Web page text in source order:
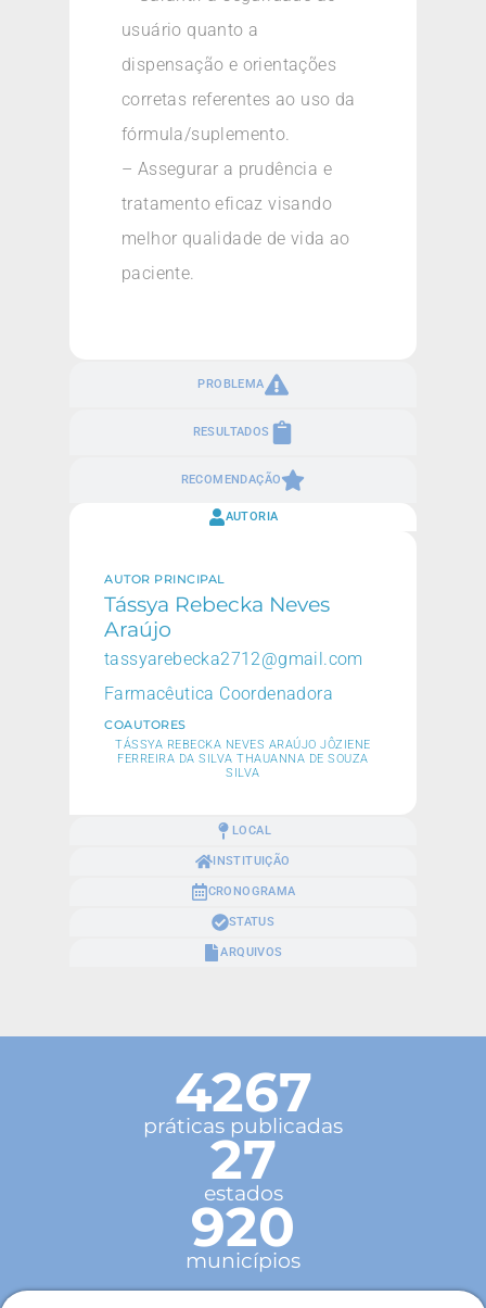
PROBLEMA
RESULTADOS
RECOMENDAÇÃO
usuário quanto a
dispensação e orientações
corretas referentes ao uso da
fórmula/suplemento.
– Assegurar a prudência e
tratamento eficaz visando
melhor qualidade de vida ao
paciente.
AUTORIA
LOCAL
INSTITUIÇÃO
CRONOGRAMA
STATUS
ARQUIVOS
AUTOR PRINCIPAL
Tássya Rebecka Neves
Araújo
tassyarebecka2712@gmail.com
Farmacêutica Coordenadora
COAUTORES
TÁSSYA REBECKA NEVES ARAÚJO JÔZIENE
FERREIRA DA SILVA THAUANNA DE SOUZA
SILVA
4267
práticas publicadas
27
estados
920
municípios